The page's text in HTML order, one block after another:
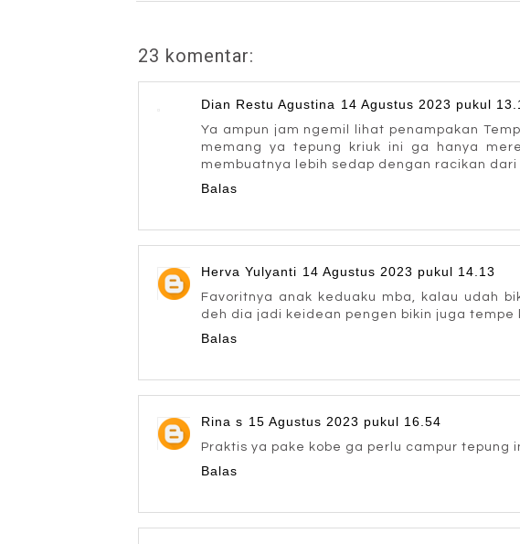
23 komentar:
Dian Restu Agustina 14 Agustus 2023 pukul
Ya ampun jam ngemil lihat penampakan
memang ya tepung kriuk ini ga hanya
membuatnya lebih sedap dengan racikan
Balas
Herva Yulyanti 14 Agustus 2023 pukul 14.13
Favoritnya anak keduaku mba, kalau udah
deh dia jadi keidean pengen bikin juga tempe
Balas
Rina s 15 Agustus 2023 pukul 16.54
Praktis ya pake kobe ga perlu campur tepung
Balas